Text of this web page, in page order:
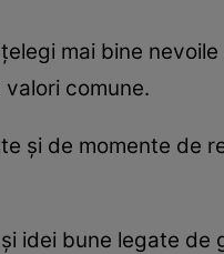
mai bine
comune.
și de momente de
idei bune legate